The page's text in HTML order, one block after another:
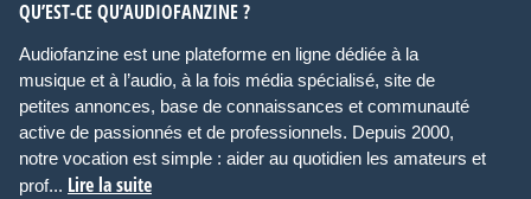
QU’EST-CE QU’AUDIOFANZINE ?
Audiofanzine est une plateforme en ligne dédiée à la
musique et à l’audio, à la fois média spécialisé, site de
petites annonces, base de connaissances et communauté
active de passionnés et de professionnels. Depuis 2000,
notre vocation est simple : aider au quotidien les amateurs et
prof... Lire la suite